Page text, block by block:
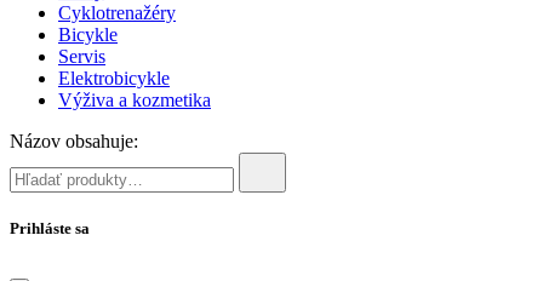
Cyklotrenažéry
Bicykle
Servis
Elektrobicykle
Výživa a kozmetika
Názov obsahuje:
Prihláste sa